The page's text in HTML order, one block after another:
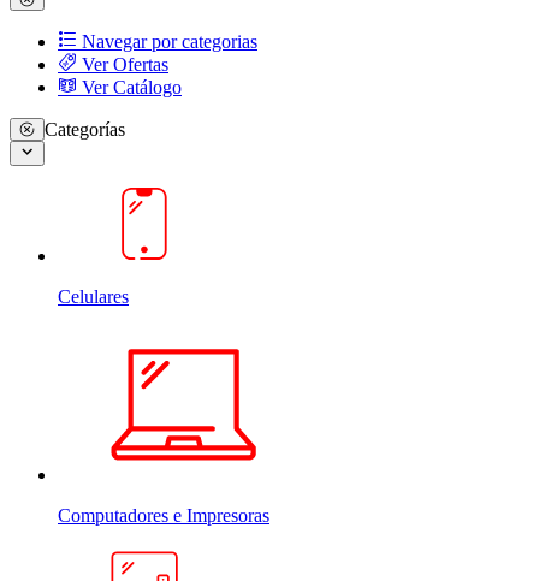
Navegar por categorias
Ver Ofertas
Ver Catálogo
Categorías
Celulares
Computadores e Impresoras